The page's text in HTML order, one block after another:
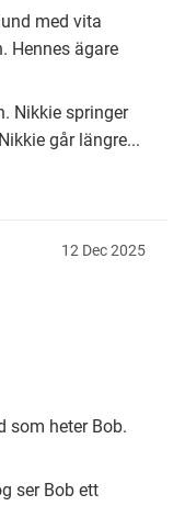
med vita
Hennes ägare
Nikkie springer
går längre...
12 Dec 2025
som heter Bob.
ser Bob ett